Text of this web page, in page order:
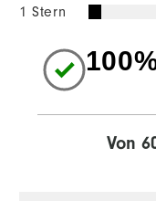
1 Stern
Von